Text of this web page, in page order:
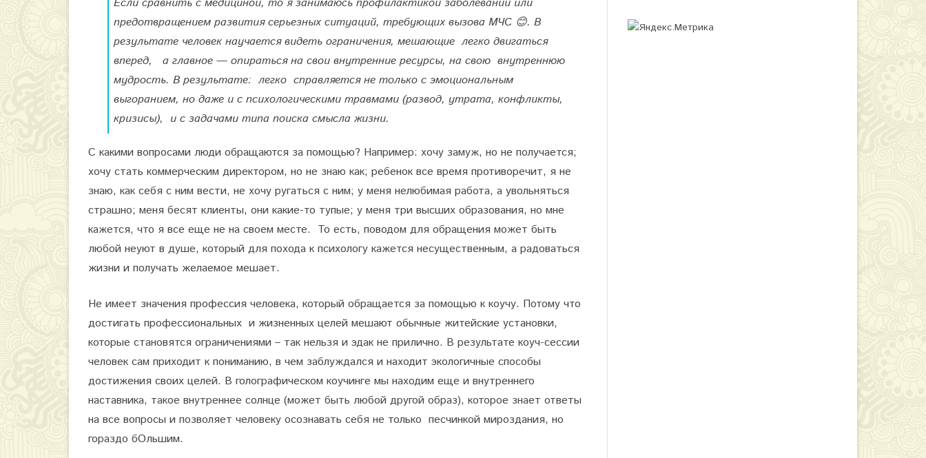
предотвращением развития серьезных ситуаций, требующих вызова МЧС 😊. В
результате человек научается видеть ограничения, мешающие легко двигаться
вперед, а главное — опираться на свои внутренние ресурсы, на свою внутреннюю
мудрость. В результате: легко справляется не только с эмоциональным
выгоранием, но даже и с психологическими травмами (развод, утрата, конфликты,
кризисы), и с задачами типа поиска смысла жизни.
С какими вопросами люди обращаются за помощью? Например: хочу замуж, но не получается;
хочу стать коммерческим директором, но не знаю как; ребенок все время противоречит, я не
знаю, как себя с ним вести, не хочу ругаться с ним; у меня нелюбимая работа, а увольняться
страшно; меня бесят клиенты, они какие-то тупые; у меня три высших образования, но мне
кажется, что я все еще не на своем месте. То есть, поводом для обращения может быть
любой неуют в душе, который для похода к психологу кажется несущественным, а радоваться
жизни и получать желаемое мешает.
Не имеет значения профессия человека, который обращается за помощью к коучу. Потому что
достигать профессиональных и жизненных целей мешают обычные житейские установки,
которые становятся ограничениями – так нельзя и эдак не прилично. В результате коуч-сессии
человек сам приходит к пониманию, в чем заблуждался и находит экологичные способы
достижения своих целей. В голографическом коучинге мы находим еще и внутреннего
наставника, такое внутреннее солнце (может быть любой другой образ), которое знает ответы
на все вопросы и позволяет человеку осознавать себя не только песчинкой мироздания, но
гораздо бОльшим.